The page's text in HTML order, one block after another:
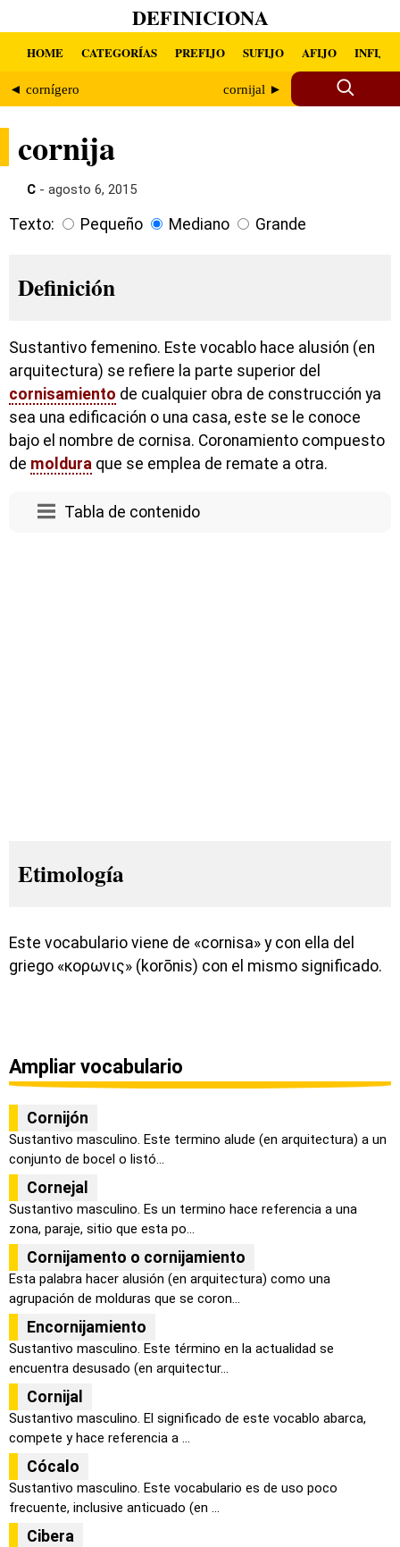
DEFINICIONA
HOME CATEGORÍAS PREFIJO SUFIJO AFIJO INFIJO
◄ cornígero cornijal ►
cornija
C - agosto 6, 2015
Texto: Pequeño Mediano Grande
Definición
Sustantivo femenino. Este vocablo hace alusión (en
arquitectura) se refiere la parte superior del
cornisamiento de cualquier obra de construcción ya
sea una edificación o una casa, este se le conoce
bajo el nombre de cornisa. Coronamiento compuesto
de moldura que se emplea de remate a otra.
Tabla de contenido
Etimología
Este vocabulario viene de «cornisa» y con ella del
griego «κορωνις» (korōnis) con el mismo significado.
Ampliar vocabulario
Cornijón
Sustantivo masculino. Este termino alude (en arquitectura) a un
conjunto de bocel o listó...
Cornejal
Sustantivo masculino. Es un termino hace referencia a una
zona, paraje, sitio que esta po...
Cornijamento o cornijamiento
Esta palabra hacer alusión (en arquitectura) como una
agrupación de molduras que se coron...
Encornijamiento
Sustantivo masculino. Este término en la actualidad se
encuentra desusado (en arquitectur...
Cornijal
Sustantivo masculino. El significado de este vocablo abarca,
compete y hace referencia a ...
Cócalo
Sustantivo masculino. Este vocabulario es de uso poco
frecuente, inclusive anticuado (en ...
Cibera